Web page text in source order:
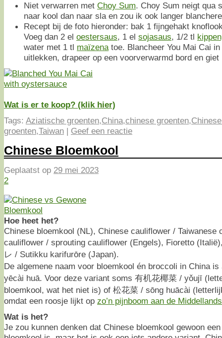
Niet verwarren met Choy Sum. Choy Sum neigt qua
naar kool dan naar sla en zou ik ook langer
Recept bij de foto hieronder: bak 1 fijngehakt
Voeg dan 2 el oestersaus, 1 el sojasaus, 1/2 tl
water met 1 tl maïzenatoe. Blancheer You Mai Cai
uitlekken, drapeer op een voorverwarmd bord en
Wat is er te koop? (klik hier)
Tags: Aziatische groenten,China,chinese groenten,
groenten,Taiwan | Geef een reactie
Chinese Bloemkool
Geplaatst op 29 mei 2023
2
Hoe heet het?
Chinese bloemkool (NL), Chinese cauliflower / Taiwanese
cauliflower / sprouting cauliflower (Engels), Fioretto
レ / Sutikku karifurōre (Japan).
De algemene naam voor bloemkool én broccoli in China
yēcài huā. Voor deze variant soms 有机花椰菜 / yǒujī
bloemkool, wat het niet is) of 松花菜 / sōng huācài
omdat een roosje lijkt op zo’n pijnboom aan de
Wat is het?
Je zou kunnen denken dat Chinese bloemkool gewoon